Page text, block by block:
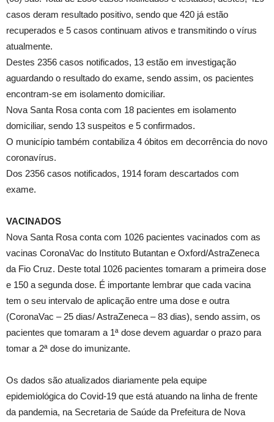
casos deram resultado positivo, sendo que 420 já estão
recuperados e 5 casos continuam ativos e transmitindo o vírus
atualmente.
Destes 2356 casos notificados, 13 estão em investigação
aguardando o resultado do exame, sendo assim, os pacientes
encontram-se em isolamento domiciliar.
Nova Santa Rosa conta com 18 pacientes em isolamento
domiciliar, sendo 13 suspeitos e 5 confirmados.
O município também contabiliza 4 óbitos em decorrência do novo
coronavírus.
Dos 2356 casos notificados, 1914 foram descartados com
exame.
VACINADOS
Nova Santa Rosa conta com 1026 pacientes vacinados com as
vacinas CoronaVac do Instituto Butantan e Oxford/AstraZeneca
da Fio Cruz. Deste total 1026 pacientes tomaram a primeira dose
e 150 a segunda dose. É importante lembrar que cada vacina
tem o seu intervalo de aplicação entre uma dose e outra
(CoronaVac – 25 dias/ AstraZeneca – 83 dias), sendo assim, os
pacientes que tomaram a 1ª dose devem aguardar o prazo para
tomar a 2ª dose do imunizante.
Os dados são atualizados diariamente pela equipe
epidemiológica do Covid-19 que está atuando na linha de frente
da pandemia, na Secretaria de Saúde da Prefeitura de Nova